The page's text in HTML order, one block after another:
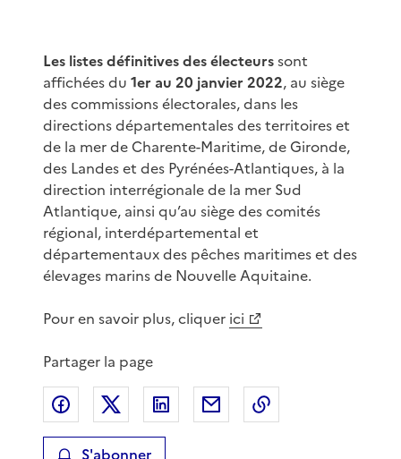
Les listes définitives des électeurssont
affichées du 1er au 20 janvier 2022, au siège
des commissions électorales, dans les
directions départementales des territoires et
de la mer de Charente-Maritime, de Gironde,
des Landes et des Pyrénées-Atlantiques, à la
direction interrégionale de la mer Sud
Atlantique, ainsi qu’au siège des comités
régional, interdépartemental et
départementaux des pêches maritimes et des
élevages marins de Nouvelle Aquitaine.
Pour en savoir plus, cliquer ici
Partager la page
Partager sur Facebook
Partager sur XPartager sur LinkedIn
Partager par email
S'abonner